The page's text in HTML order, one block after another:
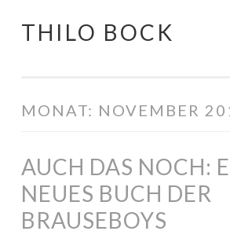
Springe
THILO BOCK
MONAT: NOVEMBER
AUCH DAS NOCH:
NEUES BUCH DER
BRAUSEBOYS